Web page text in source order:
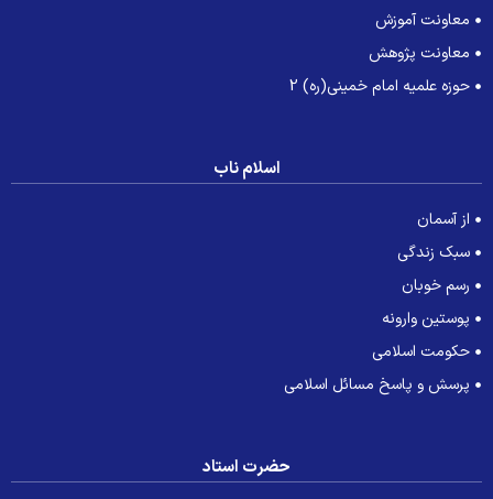
معاونت آموزش
معاونت پژوهش
حوزه علمیه امام خمینی(ره) 2
اسلام ناب
از آسمان
سبک زندگی
رسم خوبان
پوستین وارونه
حکومت اسلامی
پرسش و پاسخ مسائل اسلامی
حضرت استاد